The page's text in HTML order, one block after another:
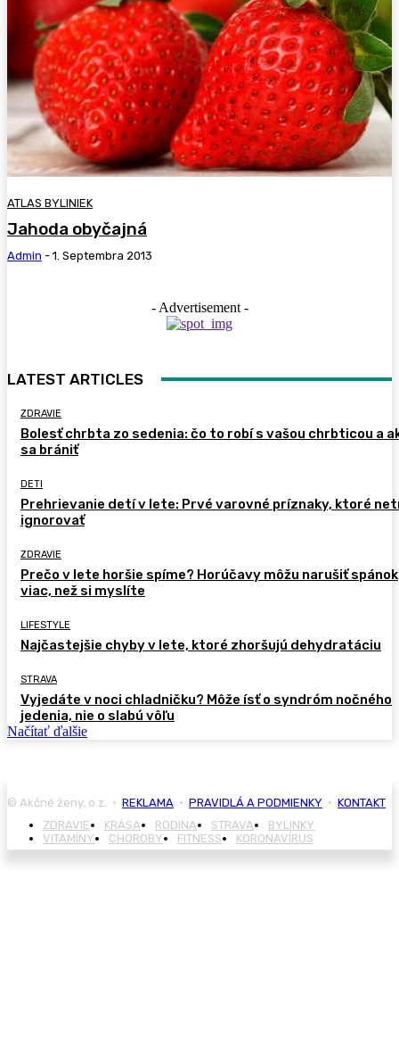
ATLAS BYLINIEK
Jahoda obyčajná
Admin - 1. Septembra 2013
- Advertisement -
LATEST ARTICLES
ZDRAVIE
Bolesť chrbta zo sedenia: čo to robí s vašou chrbticou a
sa brániť
DETI
Prehrievanie detí v lete: Prvé varovné príznaky, ktoré
ignorovať
ZDRAVIE
Prečo v lete horšie spíme? Horúčavy môžu narušiť spánok
viac, než si myslíte
LIFESTYLE
Najčastejšie chyby v lete, ktoré zhoršujú dehydratáciu
STRAVA
Vyjedáte v noci chladničku? Môže ísť o syndróm nočného
jedenia, nie o slabú vôľu
Načítať ďalšie
© Akčné ženy, o.z. • REKLAMA • PRAVIDLÁ A PODMIENKY • KONTAKT
ZDRAVIE
KRÁSA RODINA STRAVA
BYLINKY
VITAMÍNY
CHOROBY FITNESS KORONAVÍRUS